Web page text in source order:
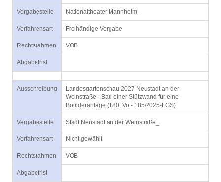
Vergabestelle Nationaltheater Mannheim_
Verfahrensart Freihändige Vergabe
Rechtsrahmen VOB
Abgabefrist
Ausschreibung
Landesgartenschau 2027 Neustadt an der
Weinstraße - Bau einer Stützwand für eine
Boulderanlage (180, Vo - 185/2025-LGS)
Vergabestelle Stadt Neustadt an der Weinstraße_
Verfahrensart Nicht gewählt
Rechtsrahmen VOB
Abgabefrist